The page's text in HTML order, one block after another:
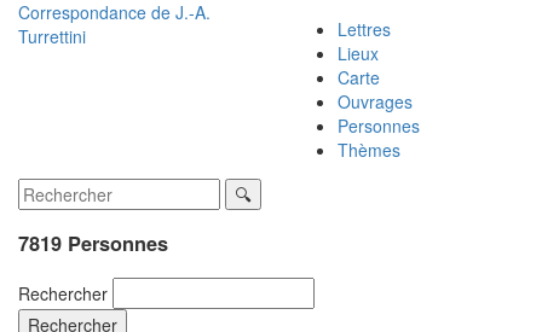
Correspondance de J.-A.
Turrettini
Lettres
Lieux
Carte
Ouvrages
Personnes
Thèmes
7819 Personnes
Rechercher
Rechercher